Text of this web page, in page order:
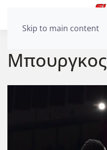
Skip to main content
Μπουργκος